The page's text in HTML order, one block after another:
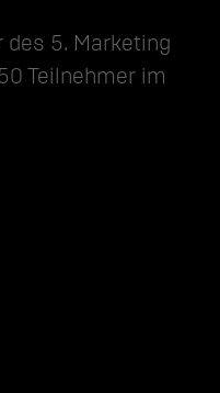
des 5. Marketing
Teilnehmer im